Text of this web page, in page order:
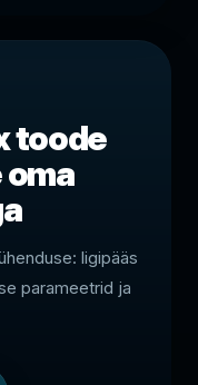
toode
oma
ligipääs
parameetrid ja